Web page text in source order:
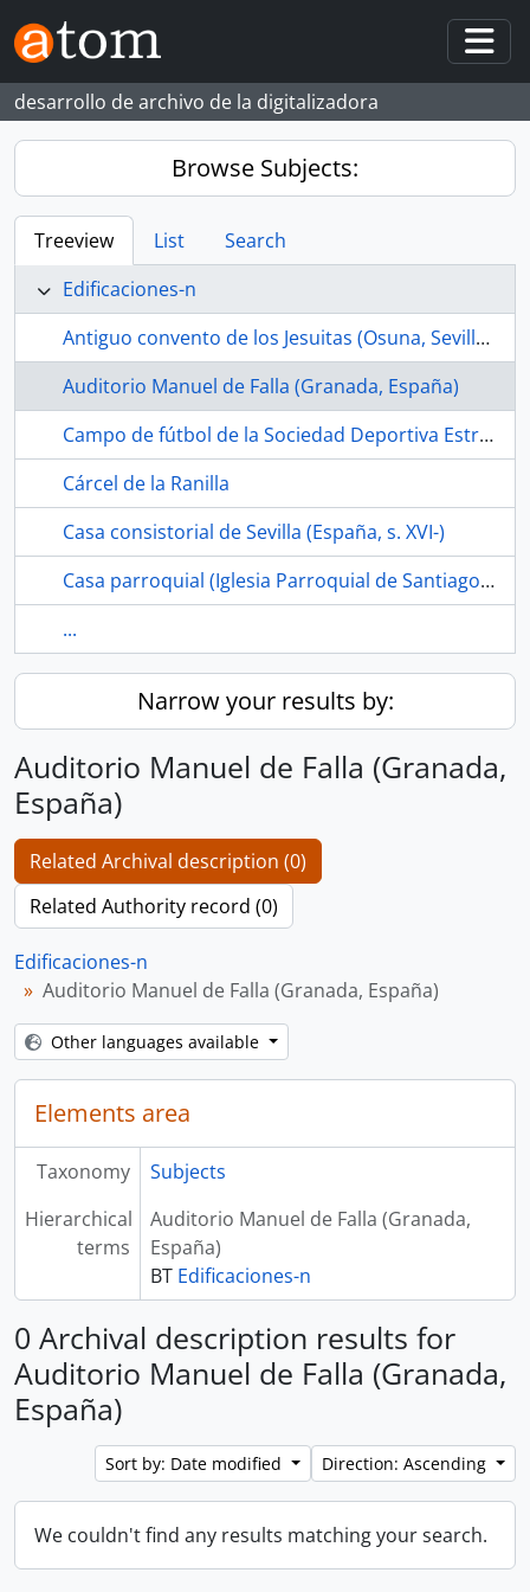
Skip to main content
desarrollo de archivo de la digitalizadora
Browse Subjects:
Treeview List
Search
Edificaciones-n
Antiguo convento de los Jesuitas (Osuna, Sevilla, España, s. XVII-)
Auditorio Manuel de Falla (Granada, España)
Campo de fútbol de la Sociedad Deportiva Estrella Bachillera (La Bachillera, Sevilla, España, ca.1968-1989)
Cárcel de la Ranilla
Casa consistorial de Sevilla (España, s. XVI-)
Casa parroquial (Iglesia Parroquial de Santiago el Mayor, Los Corrales, Sevilla, España)
...
Narrow your results by:
Auditorio Manuel de Falla (Granada,
España)
Related Archival description (0)
Related Authority record (0)
Edificaciones-n
Auditorio Manuel de Falla (Granada, España)
Other languages available
Elements area
Taxonomy
Subjects
Hierarchical
terms
Auditorio Manuel de Falla (Granada,
España)
BT Edificaciones-n
0 Archival description results for
Auditorio Manuel de Falla (Granada,
España)
Sort by: Date modified Direction: Ascending
We couldn't find any results matching your search.